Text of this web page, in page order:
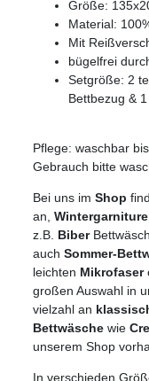
Größe:
Material:
Mit
bügelfrei
Setgröße: 2
Bettbezug &
Pflege: waschbar
Gebrauch bitte
Bei uns imShop
an,
z.B. Biber
auch Sommer-
leichten Mikrofaser
großen Auswahl in
vielzahl an
Bettwäsche wie
unserem Shop
In verschieden